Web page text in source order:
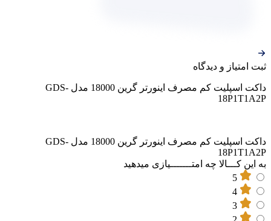
ثبت‌ امتیاز‌ و‌ دیدگاه
داکت اسپلیت کم مصرف اینورتر گرین 18000 مدل GDS-
18P1T1A2P
داکت اسپلیت کم مصرف اینورتر گرین 18000 مدل GDS-
18P1T1A2P
به این کـــالا چه امتـــــــیازی میدهید